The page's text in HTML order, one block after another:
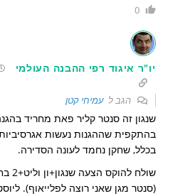
0
יו"ר איגוד רפי ההבנה העולמי
הגב לעמיחי קטן
שנגון זה סנטר קליר פאת מחריד
בהתקפית שההגנות נעשות
בכלל, שחקן נחמד לעונה הסדירה.
(סנטר מגן שאני רוצה לפלייאוף).